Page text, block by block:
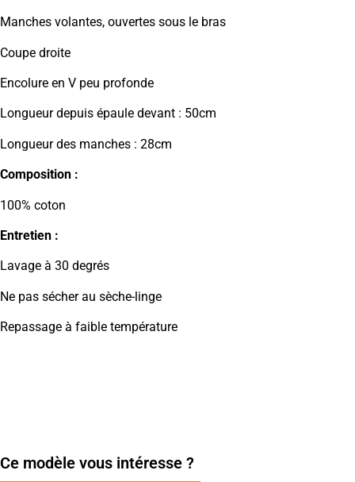
Manches volantes, ouvertes sous le bras
Coupe droite
Encolure en V peu profonde
Longueur depuis épaule devant : 50cm
Longueur des manches : 28cm
Composition :
100% coton
Entretien :
Lavage à 30 degrés
Ne pas sécher au sèche-linge
Repassage à faible température
Ce modèle vous intéresse ?